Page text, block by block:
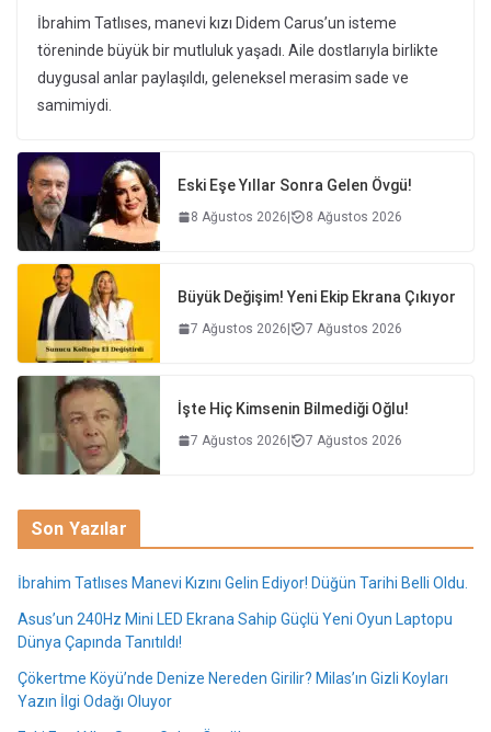
İbrahim Tatlıses, manevi kızı Didem Carus’un isteme
töreninde büyük bir mutluluk yaşadı. Aile dostlarıyla birlikte
duygusal anlar paylaşıldı, geleneksel merasim sade ve
samimiydi.
Eski Eşe Yıllar Sonra Gelen Övgü!
8 Ağustos 2026 8 Ağustos 2026
Büyük Değişim! Yeni Ekip Ekrana Çıkıyor
7 Ağustos 2026 7 Ağustos 2026
İşte Hiç Kimsenin Bilmediği Oğlu!
7 Ağustos 2026 7 Ağustos 2026
Son Yazılar
İbrahim Tatlıses Manevi Kızını Gelin Ediyor! Düğün Tarihi Belli Oldu.
Asus’un 240Hz Mini LED Ekrana Sahip Güçlü Yeni Oyun Laptopu
Dünya Çapında Tanıtıldı!
Çökertme Köyü’nde Denize Nereden Girilir? Milas’ın Gizli Koyları
Yazın İlgi Odağı Oluyor